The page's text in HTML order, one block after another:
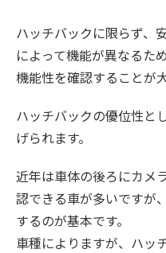
ハッチバックに限らず、
によって機能が異なるた
機能性を確認することが
ハッチバックの優位性と
げられます。
近年は車体の後ろにカメ
認できる車が多いですが
するのが基本です。
車種によりますが、ハッ